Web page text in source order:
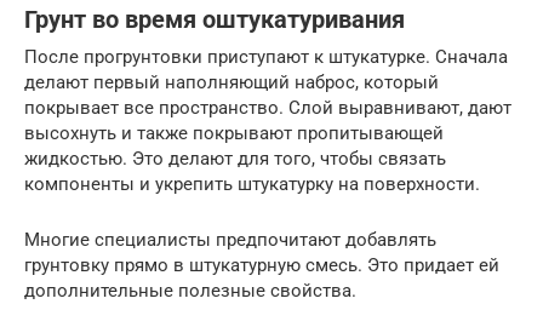
Грунт во время оштукатуривания
После прогрунтовки приступают к штукатурке. Сначала
делают первый наполняющий наброс, который
покрывает все пространство. Слой выравнивают, дают
высохнуть и также покрывают пропитывающей
жидкостью. Это делают для того, чтобы связать
компоненты и укрепить штукатурку на поверхности.
Многие специалисты предпочитают добавлять
грунтовку прямо в штукатурную смесь. Это придает ей
дополнительные полезные свойства.